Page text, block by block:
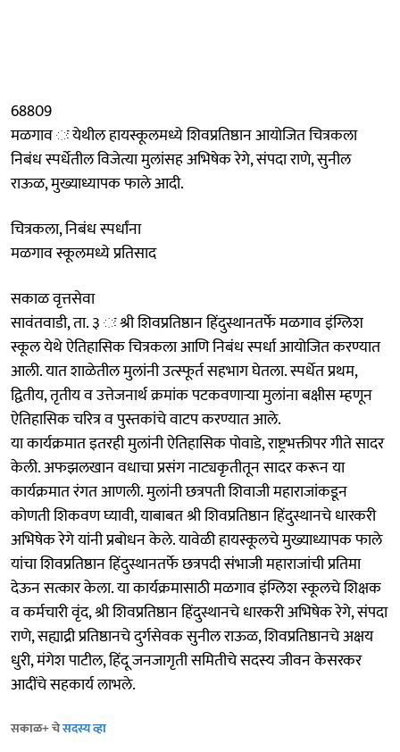
68809
मळगाव ः येथील हायस्कूलमध्ये शिवप्रतिष्ठान आयोजित चित्रकला
निबंध स्पर्धेतील विजेत्या मुलांसह अभिषेक रेगे, संपदा राणे, सुनील
राऊळ, मुख्याध्यापक फाले आदी.
चित्रकला, निबंध स्पर्धांना
मळगाव स्कूलमध्ये प्रतिसाद
सकाळ वृत्तसेवा
सावंतवाडी, ता. ३ ः श्री शिवप्रतिष्ठान हिंदुस्थानतर्फे मळगाव इंग्लिश
स्कूल येथे ऐतिहासिक चित्रकला आणि निबंध स्पर्धा आयोजित करण्यात
आली. यात शाळेतील मुलांनी उत्स्फूर्त सहभाग घेतला. स्पर्धेत प्रथम,
द्वितीय, तृतीय व उत्तेजनार्थ क्रमांक पटकवणाऱ्या मुलांना बक्षीस म्हणून
ऐतिहासिक चरित्र व पुस्तकांचे वाटप करण्यात आले.
या कार्यक्रमात इतरही मुलांनी ऐतिहासिक पोवाडे, राष्ट्रभक्तीपर गीते सादर
केली. अफझलखान वधाचा प्रसंग नाट्यकृतीतून सादर करून या
कार्यक्रमात रंगत आणली. मुलांनी छत्रपती शिवाजी महाराजांकडून
कोणती शिकवण घ्यावी, याबाबत श्री शिवप्रतिष्ठान हिंदुस्थानचे धारकरी
अभिषेक रेगे यांनी प्रबोधन केले. यावेळी हायस्कूलचे मुख्याध्यापक फाले
यांचा शिवप्रतिष्ठान हिंदुस्थानतर्फे छत्रपदी संभाजी महाराजांची प्रतिमा
देऊन सत्कार केला. या कार्यक्रमासाठी मळगाव इंग्लिश स्कूलचे शिक्षक
व कर्मचारी वृंद, श्री शिवप्रतिष्ठान हिंदुस्थानचे धारकरी अभिषेक रेगे, संपदा
राणे, सह्याद्री प्रतिष्ठानचे दुर्गसेवक सुनील राऊळ, शिवप्रतिष्ठानचे अक्षय
धुरी, मंगेश पाटील, हिंदू जनजागृती समितीचे सदस्य जीवन केसरकर
आदींचे सहकार्य लाभले.
सकाळ+ चेसदस्य व्हा